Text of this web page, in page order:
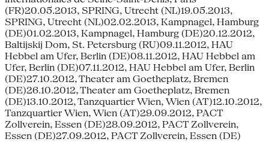
(FR)20.05.2013, SPRING, Utrecht (NL)19.05.2013,
SPRING, Utrecht (NL)02.02.2013, Kampnagel, Hamburg
(DE)01.02.2013, Kampnagel, Hamburg (DE)20.12.2012,
Baltijskij Dom, St. Petersburg (RU)09.11.2012, HAU
Hebbel am Ufer, Berlin (DE)08.11.2012, HAU Hebbel am
Ufer, Berlin (DE)07.11.2012, HAU Hebbel am Ufer, Berlin
(DE)27.10.2012, Theater am Goetheplatz, Bremen
(DE)26.10.2012, Theater am Goetheplatz, Bremen
(DE)13.10.2012, Tanzquartier Wien, Wien (AT)12.10.2012,
Tanzquartier Wien, Wien (AT)29.09.2012, PACT
Zollverein, Essen (DE)28.09.2012, PACT Zollverein,
Essen (DE)27.09.2012, PACT Zollverein, Essen (DE)